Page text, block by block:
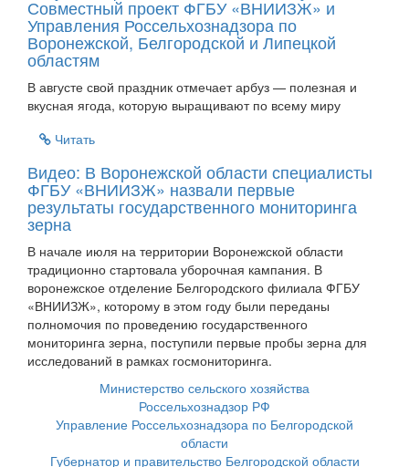
Совместный проект ФГБУ «ВНИИЗЖ» и
Управления Россельхознадзора по
Воронежской, Белгородской и Липецкой
областям
В августе свой праздник отмечает арбуз — полезная и
вкусная ягода, которую выращивают по всему миру
Читать
Видео: В Воронежской области специалисты
ФГБУ «ВНИИЗЖ» назвали первые
результаты государственного мониторинга
зерна
В начале июля на территории Воронежской области
традиционно стартовала уборочная кампания. В
воронежское отделение Белгородского филиала ФГБУ
«ВНИИЗЖ», которому в этом году были переданы
полномочия по проведению государственного
мониторинга зерна, поступили первые пробы зерна для
исследований в рамках госмониторинга.
Министерство сельского хозяйства
Россельхознадзор РФ
Управление Россельхознадзора по Белгородской
области
Губернатор и правительство Белгородской области